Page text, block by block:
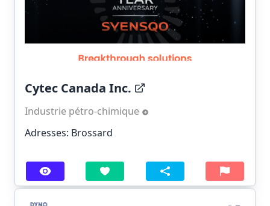
Cytec Canada Inc.
Industrie pétro-chimique
Adresses: Brossard